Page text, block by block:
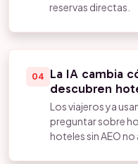
reservas directas.
04
La IA cambia
descubren
Los viajeros ya
preguntar sobre
hoteles sin AEO no